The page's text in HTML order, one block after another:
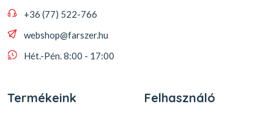
+36 (77) 522-766
webshop@farszer.hu
Hét.-Pén. 8:00 - 17:00
Termékeink Felhasználó